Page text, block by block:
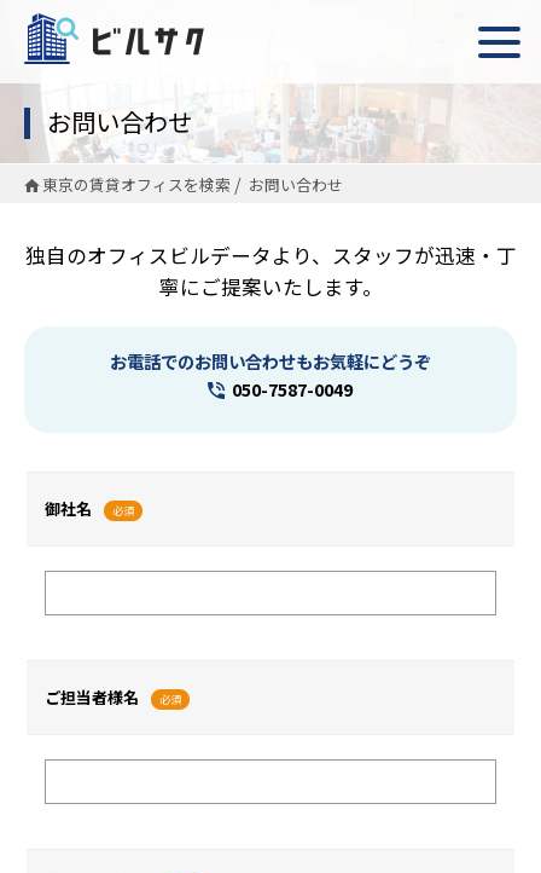
お問い合わせ
東京の賃貸オフィスを検索 お問い合わせ
独自のオフィスビルデータより、スタッフが迅速・丁
寧にご提案いたします。
お電話でのお問い合わせもお気軽にどうぞ
050-7587-0049
御社名 必須
ご担当者様名 必須